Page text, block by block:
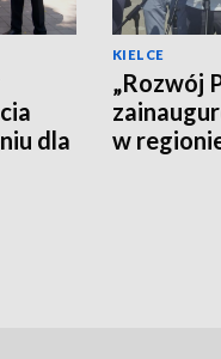
dla
KIELCE
„Rozwój
w